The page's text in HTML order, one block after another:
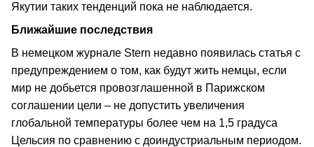
Якутии таких тенденций пока не наблюдается.
Ближайшие последствия
В немецком журнале Stern недавно появилась статья с
предупреждением о том, как будут жить немцы, если
мир не добьется провозглашенной в Парижском
соглашении цели – не допустить увеличения
глобальной температуры более чем на 1,5 градуса
Цельсия по сравнению с доиндустриальным периодом.